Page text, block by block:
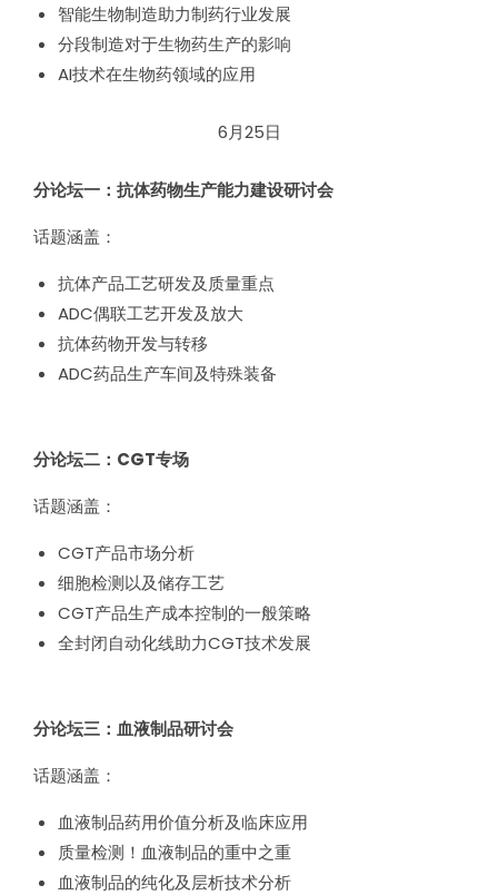
智能生物制造助力制药行业发展
分段制造对于生物药生产的影响
AI技术在生物药领域的应用
6月25日
分论坛一：抗体药物生产能力建设研讨会
话题涵盖：
抗体产品工艺研发及质量重点
ADC偶联工艺开发及放大
抗体药物开发与转移
ADC药品生产车间及特殊装备
分论坛二：CGT专场
话题涵盖：
CGT产品市场分析
细胞检测以及储存工艺
CGT产品生产成本控制的一般策略
全封闭自动化线助力CGT技术发展
分论坛三：血液制品研讨会
话题涵盖：
血液制品药用价值分析及临床应用
质量检测！血液制品的重中之重
血液制品的纯化及层析技术分析